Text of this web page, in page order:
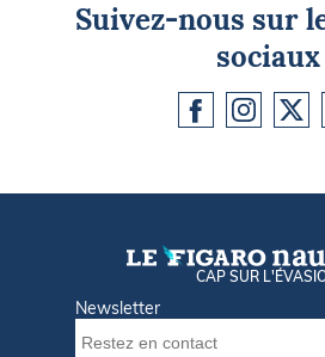
Suivez-nous sur
sociaux
CAP SUR
Newsletter